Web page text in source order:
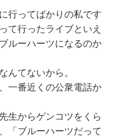
行ってばかりの私です
て行ったライブといえ
ルーハーツになるのか
んてないから。
一番近くの公衆電話か
生からゲンコツをくら
「ブルーハーツだって